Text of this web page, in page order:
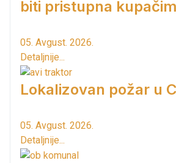
biti pristupna
05. Avgust. 2026.
Detaljnije...
Lokalizovan požar u
05. Avgust. 2026.
Detaljnije...